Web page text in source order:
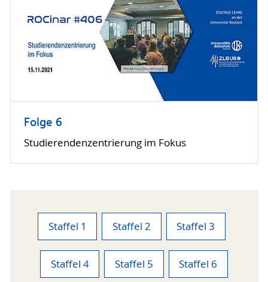
Folge 6
Studierendenzentrierung im Fokus
Staffel 1 Staffel 2 Staffel 3
Staffel 4 Staffel 5 Staffel 6